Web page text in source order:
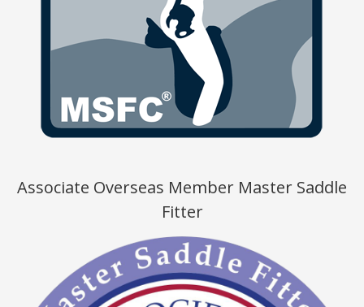
Associate Overseas Member Master Saddle
Fitter